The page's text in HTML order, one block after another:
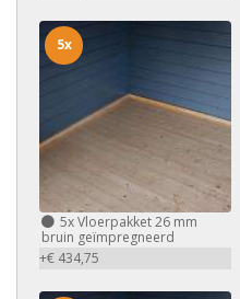
5xVloerpakket 26 mm
bruin geïmpregneerd
+€ 434,75
5x